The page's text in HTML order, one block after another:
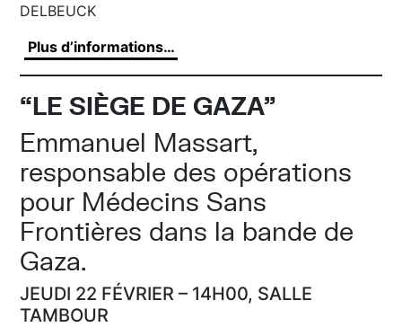
DELBEUCK
Plus d’informations…
“LE SIÈGE DE GAZA”
Emmanuel Massart,
responsable des opérations
pour Médecins Sans
Frontières dans la bande de
Gaza.
JEUDI 22 FÉVRIER – 14H00, SALLE
TAMBOUR